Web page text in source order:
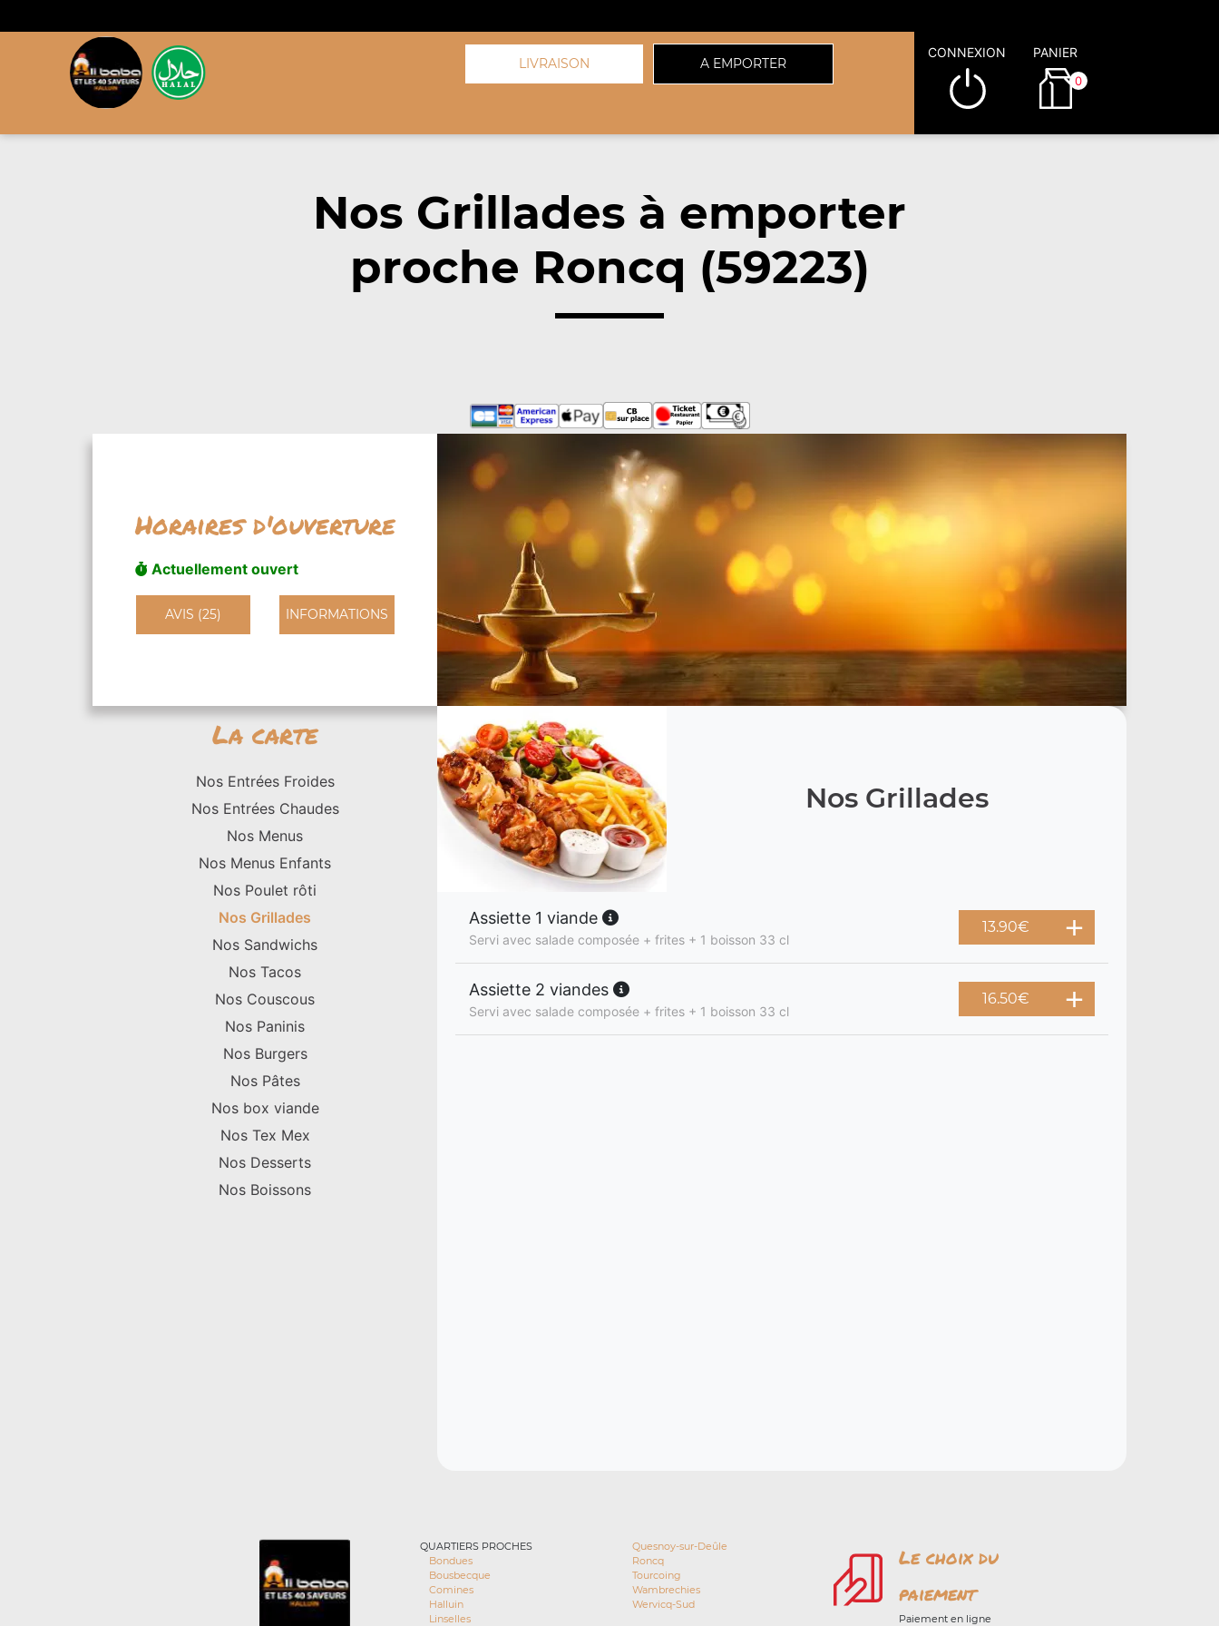
LIVRAISON A EMPORTER
CONNEXION PANIER
0
Nos Grillades à emporter
proche Roncq (59223)
Horaires d'ouverture
Actuellement ouvert
AVIS (25) INFORMATIONS
La carte
Nos Entrées Froides
Nos Entrées Chaudes
Nos Menus
Nos Menus Enfants
Nos Poulet rôti
Nos Grillades
Nos Sandwichs
Nos Tacos
Nos Couscous
Nos Paninis
Nos Burgers
Nos Pâtes
Nos box viande
Nos Tex Mex
Nos Desserts
Nos Boissons
Nos Grillades
Assiette 1 viande
Servi avec salade composée + frites + 1 boisson 33 cl
13.90€
Assiette 2 viandes
Servi avec salade composée + frites + 1 boisson 33 cl
16.50€
QUARTIERS PROCHES
Bondues
Bousbecque
Comines
Halluin
Linselles
Quesnoy-sur-Deûle
Roncq
Tourcoing
Wambrechies
Wervicq-Sud
Le choix du
paiement
Paiement en ligne